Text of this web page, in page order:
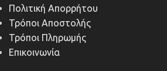
Πολιτική Απορρήτου
Τρόποι Αποστολής
Τρόποι Πληρωμής
Επικοινωνία